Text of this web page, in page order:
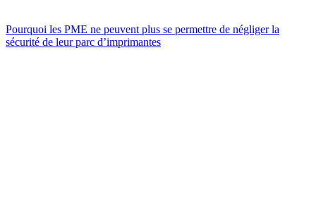
Pourquoi les PME ne peuvent plus se permettre de négliger la
sécurité de leur parc d’imprimantes